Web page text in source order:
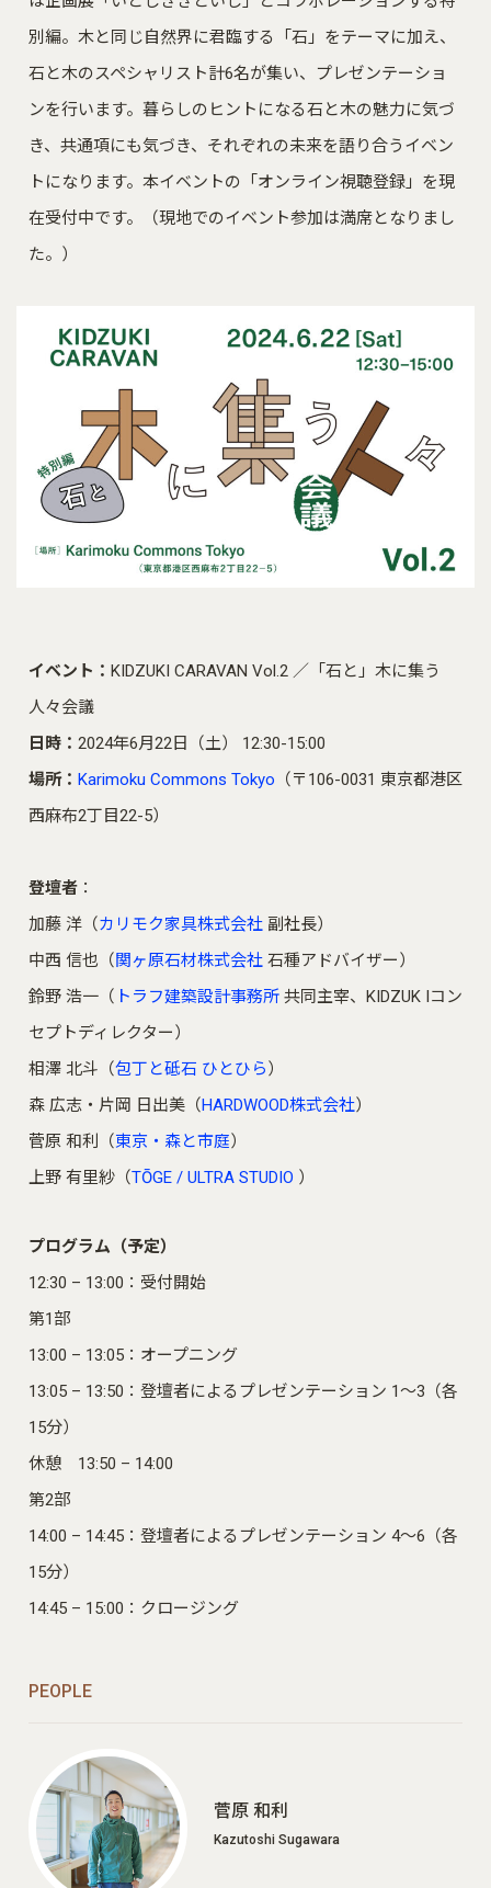
別編。木と同じ自然界に君臨する「石」をテーマに加え、
石と木のスペシャリスト計6名が集い、プレゼンテーショ
ンを行います。暮らしのヒントになる石と木の魅力に気づ
き、共通項にも気づき、それぞれの未来を語り合うイベン
トになります。本イベントの「オンライン視聴登録」を現
在受付中です。（現地でのイベント参加は満席となりまし
た。）
イベント： KIDZUKI CARAVAN Vol.2 ／「石と」木に集う
人々会議
日時： 2024年6月22日（土）
12:30-15:00
場所： Karimoku Commons Tokyo （〒106-0031 東京都港区
西麻布2丁目22-5）
登壇者 ：
加藤 洋（カリモク家具株式会社 副社長）
中西 信也（関ヶ原石材株式会社 石種アドバイザー）
鈴野 浩一（ トラフ建築設計事務所 共同主宰、KIDZUK Iコン
セプトディレクター）
相澤 北斗（包丁と砥石 ひとひら）
森 広志・片岡 日出美（HARDWOOD株式会社）
菅原 和利（東京・森と市庭）
上野 有里紗（TŌGE / ULTRA STUDIO ）
プログラム（予定）
12:30 – 13:00：受付開始
第1部
13:00 – 13:05：オープニング
13:05 – 13:50：登壇者によるプレゼンテーション 1～3（各
15分）
休憩 13:50 – 14:00
第2部
14:00 – 14:45：登壇者によるプレゼンテーション 4～6（各
15分）
14:45 – 15:00：クロージング
PEOPLE
菅原 和利
Kazutoshi Sugawara